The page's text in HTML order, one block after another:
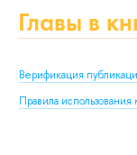
Главы в
Верификация
Правила использования